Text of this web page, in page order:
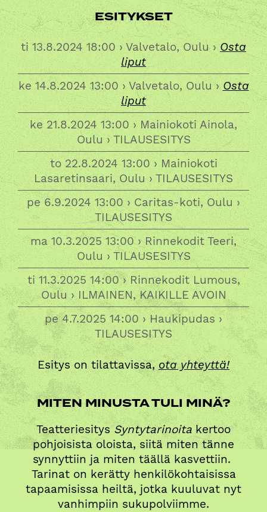
ESITYKSET
ti 13.8.2024 18:00 › Valvetalo, Oulu ›Osta
liput
ke 14.8.2024 13:00 › Valvetalo, Oulu ›Osta
liput
ke 21.8.2024 13:00 › Mainiokoti Ainola,
Oulu › TILAUSESITYS
to 22.8.2024 13:00 › Mainiokoti
Lasaretinsaari, Oulu › TILAUSESITYS
pe 6.9.2024 13:00 › Caritas-koti, Oulu ›
TILAUSESITYS
ma 10.3.2025 13:00 › Rinnekodit Teeri,
Oulu › TILAUSESITYS
ti 11.3.2025 14:00 › Rinnekodit Lumous,
Oulu ›ILMAINEN, KAIKILLE AVOIN
pe 4.7.2025 14:00 › Haukipudas ›
TILAUSESITYS
Esitys on tilattavissa,ota yhteyttä!
MITEN MINUSTA TULI MINÄ?
TeatteriesitysSyntytarinoita kertoo
pohjoisista oloista, siitä miten tänne
synnyttiin ja miten täällä kasvettiin.
Tarinat on kerätty henkilökohtaisissa
tapaamisissa heiltä, jotka kuuluvat nyt
vanhimpiin sukupolviimme.